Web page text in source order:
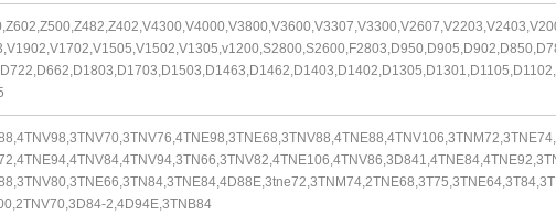
2,4D94E,3TNB84